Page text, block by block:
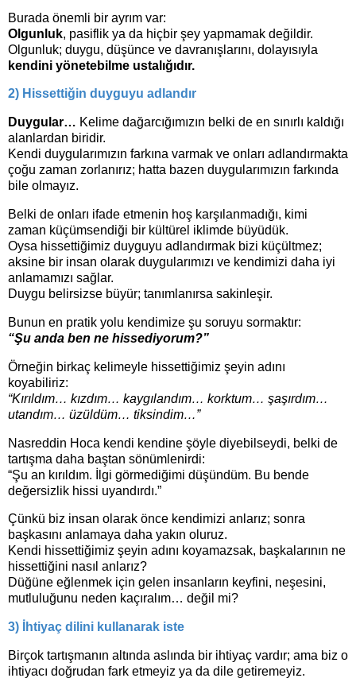
Burada önemli bir ayrım var:
Olgunluk, pasiflik ya da hiçbir şey yapmamak değildir.
Olgunluk; duygu, düşünce ve davranışlarını, dolayısıyla
kendini yönetebilme ustalığıdır.
2) Hissettiğin duyguyu adlandır
Duygular… Kelime dağarcığımızın belki de en sınırlı kaldığı
alanlardan biridir.
Kendi duygularımızın farkına varmak ve onları adlandırmakta
çoğu zaman zorlanırız; hatta bazen duygularımızın farkında
bile olmayız.
Belki de onları ifade etmenin hoş karşılanmadığı, kimi
zaman küçümsendiği bir kültürel iklimde büyüdük.
Oysa hissettiğimiz duyguyu adlandırmak bizi küçültmez;
aksine bir insan olarak duygularımızı ve kendimizi daha iyi
anlamamızı sağlar.
Duygu belirsizse büyür; tanımlanırsa sakinleşir.
Bunun en pratik yolu kendimize şu soruyu sormaktır:
“Şu anda ben ne hissediyorum?”
Örneğin birkaç kelimeyle hissettiğimiz şeyin adını
koyabiliriz:
“Kırıldım… kızdım… kaygılandım… korktum… şaşırdım…
utandım… üzüldüm… tiksindim…”
Nasreddin Hoca kendi kendine şöyle diyebilseydi, belki de
tartışma daha baştan sönümlenirdi:
“Şu an kırıldım. İlgi görmediğimi düşündüm. Bu bende
değersizlik hissi uyandırdı.”
Çünkü biz insan olarak önce kendimizi anlarız; sonra
başkasını anlamaya daha yakın oluruz.
Kendi hissettiğimiz şeyin adını koyamazsak, başkalarının ne
hissettiğini nasıl anlarız?
Düğüne eğlenmek için gelen insanların keyfini, neşesini,
mutluluğunu neden kaçıralım… değil mi?
3) İhtiyaç dilini kullanarak iste
Birçok tartışmanın altında aslında bir ihtiyaç vardır; ama biz o
ihtiyacı doğrudan fark etmeyiz ya da dile getiremeyiz.